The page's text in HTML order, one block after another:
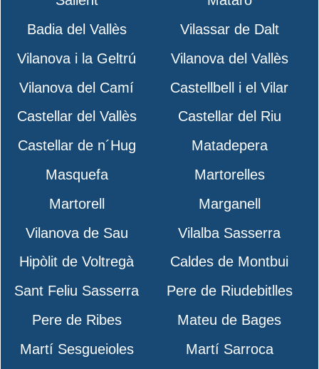
Badia del Vallès
Vilassar de Dalt
Vilanova i la Geltrú
Vilanova del Vallès
Vilanova del Camí
Castellbell i el Vilar
Castellar del Vallès
Castellar del Riu
Castellar de n´Hug
Matadepera
Masquefa
Martorelles
Martorell
Marganell
Vilanova de Sau
Vilalba Sasserra
Hipòlit de Voltregà
Caldes de Montbui
Sant Feliu Sasserra
Pere de Riudebitlles
Pere de Ribes
Mateu de Bages
Martí Sesgueioles
Martí Sarroca